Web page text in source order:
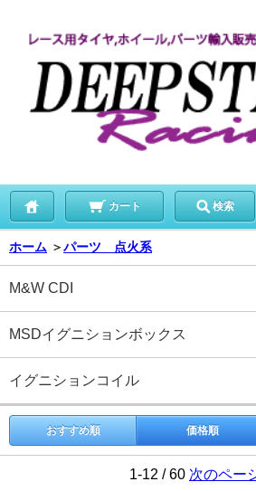
カート 検索
ホーム ＞パーツ 点火系
M&W CDI
MSDイグニションボックス
イグニションコイル
おすすめ順 価格順
1-12 / 60 次のペー